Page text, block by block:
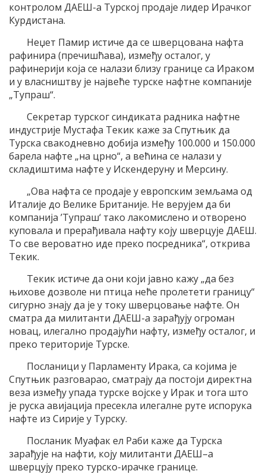
контролом ДАЕШ-а Турској продаје лидер Ирачког
Курдистана.
Неџет Памир истиче да се шверцована нафта
рафинира (пречишћава), између осталог, у
рафинерији која се налази близу границе са Ираком
и у власништву је највеће турске нафтне компаније
„Тупраш“.
Секретар турског синдиката радника нафтне
индустрије Мустафа Текик каже за Спутњик да
Турска свакодневно добија између 100.000 и 150.000
барела нафте „на црно“, а већина се налази у
складиштима нафте у Искендеруну и Мерсину.
„Ова нафта се продаје у европским земљама од
Италије до Велике Британије. Не верујем да би
компанија ’Тупраш‘ тако лакомислено и отворено
куповала и прерађивала нафту коју шверцује ДАЕШ.
То све вероватно иде преко посредника“, открива
Текик.
Текик истиче да они који јавно кажу „да без
њихове дозволе ни птица неће пролетети границу“
сигурно знају да је у току шверцовање нафте. Он
сматра да милитанти ДАЕШ-а зарађују огроман
новац, илегално продајући нафту, између осталог, и
преко територије Турске.
Посланици у Парламенту Ирака, са којима је
Спутњик разговарао, сматрају да постоји директна
веза између упада турске војске у Ирак и тога што
је руска авијација пресекла илегалне руте испорука
нафте из Сирије у Турску.
Посланик Муафак ел Раби каже да Турска
зарађује на нафти, коју милитанти ДАЕШ–а
шверцују преко турско-ирачке границе.